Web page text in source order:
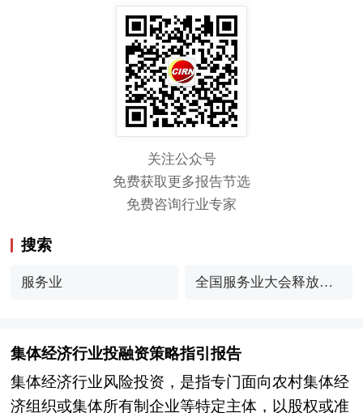
关注公众号
免费获取更多报告节选
免费咨询行业专家
搜索
服务业 全国服务业大会释放哪
集体经济行业投融资策略指引报告
集体经济行业风险投资，是指专门面向农村集体经
济组织或集体所有制企业等特定主体，以股权或准